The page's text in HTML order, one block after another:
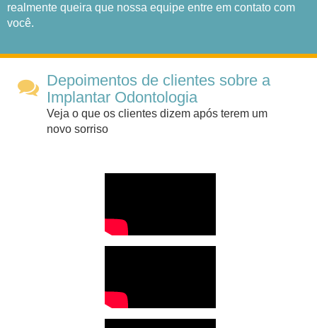
realmente queira que nossa equipe entre em contato com
você.
Depoimentos de clientes sobre a
Implantar Odontologia
Veja o que os clientes dizem após terem um
novo sorriso